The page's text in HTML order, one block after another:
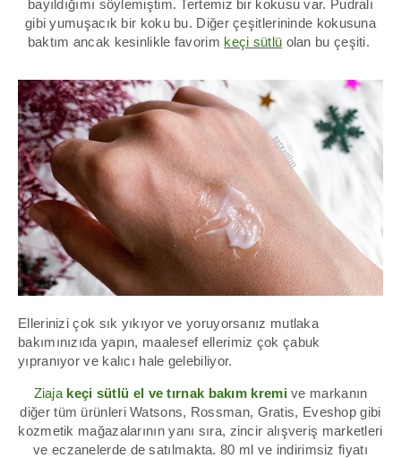
bayıldığımı söylemiştim. Tertemiz bir kokusu var. Pudralı
gibi yumuşacık bir koku bu. Diğer çeşitlerininde kokusuna
baktım ancak kesinlikle favorim keçi sütlü olan bu çeşiti.
Ellerinizi çok sık yıkıyor ve yoruyorsanız mutlaka
bakımınızıda yapın, maalesef ellerimiz çok çabuk
yıpranıyor ve kalıcı hale gelebiliyor.
Ziaja keçi sütlü el ve tırnak bakım kremive markanın
diğer tüm ürünleriWatsons, Rossman, Gratis, Eveshop gibi
kozmetik mağazalarının yanı sıra, zincir alışveriş marketleri
ve eczanelerde de satılmakta. 80 ml ve indirimsiz fiyatı